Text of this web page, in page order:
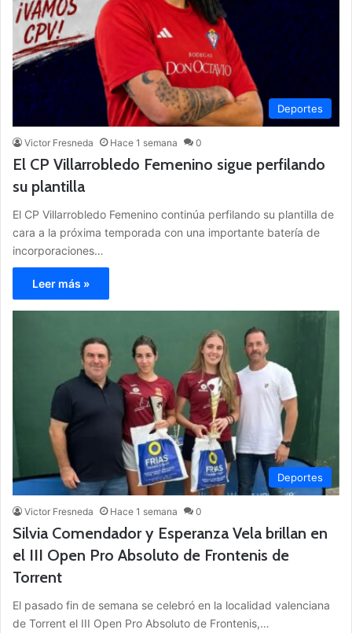
Deportes
Victor Fresneda Hace 1 semana 0
El CP Villarrobledo Femenino sigue perfilando
su plantilla
El CP Villarrobledo Femenino continúa perfilando su plantilla de
cara a la próxima temporada con una importante batería de
incorporaciones…
Leer más »
Deportes
Victor Fresneda Hace 1 semana 0
Silvia Comendador y Esperanza Vela brillan en
el III Open Pro Absoluto de Frontenis de
Torrent
El pasado fin de semana se celebró en la localidad valenciana
de Torrent el III Open Pro Absoluto de Frontenis,…